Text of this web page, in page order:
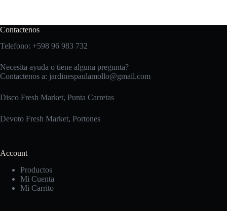
Contactenos
Telefono: +598 96 983 732
Necesita ayuda o tiene alguna pregunta?
Contactenos a: jardinespaulamollo@gmail.com
Disco Fresh Market, Punta Carretas
Devoto Fresh Market, Portones
Account
Productos
Mi Cuenta
Mi Carrito